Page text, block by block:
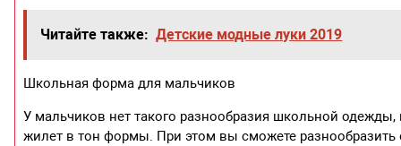
Читайте также: Детские модные луки 2019
Школьная форма для мальчиков
У мальчиков нет такого разнообразия школьной
жилет в тон формы. При этом вы сможете разнообразить